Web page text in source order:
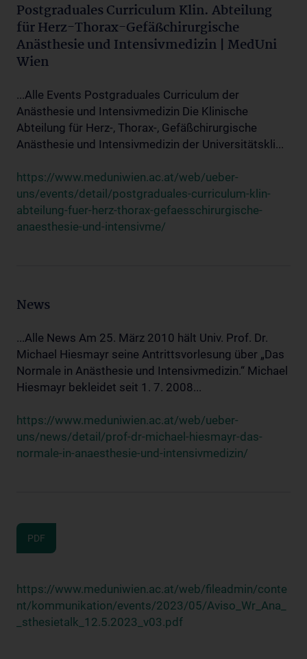
Postgraduales Curriculum Klin. Abteilung
für Herz-Thorax-Gefäßchirurgische
Anästhesie und Intensivmedizin | MedUni
Wien
...Alle Events Postgraduales Curriculum der
Anästhesie und Intensivmedizin Die Klinische
Abteilung für Herz-, Thorax-, Gefäßchirurgische
Anästhesie und Intensivmedizin der Universitätskli...
https://www.meduniwien.ac.at/web/ueber-
uns/events/detail/postgraduales-curriculum-klin-
abteilung-fuer-herz-thorax-gefaesschirurgische-
anaesthesie-und-intensivme/
News
...Alle News Am 25. März 2010 hält Univ. Prof. Dr.
Michael Hiesmayr seine Antrittsvorlesung über „Das
Normale in Anästhesie und Intensivmedizin.“ Michael
Hiesmayr bekleidet seit 1. 7. 2008...
https://www.meduniwien.ac.at/web/ueber-
uns/news/detail/prof-dr-michael-hiesmayr-das-
normale-in-anaesthesie-und-intensivmedizin/
PDF
https://www.meduniwien.ac.at/web/fileadmin/conte
nt/kommunikation/events/2023/05/Aviso_Wr_Ana_
_sthesietalk_12.5.2023_v03.pdf